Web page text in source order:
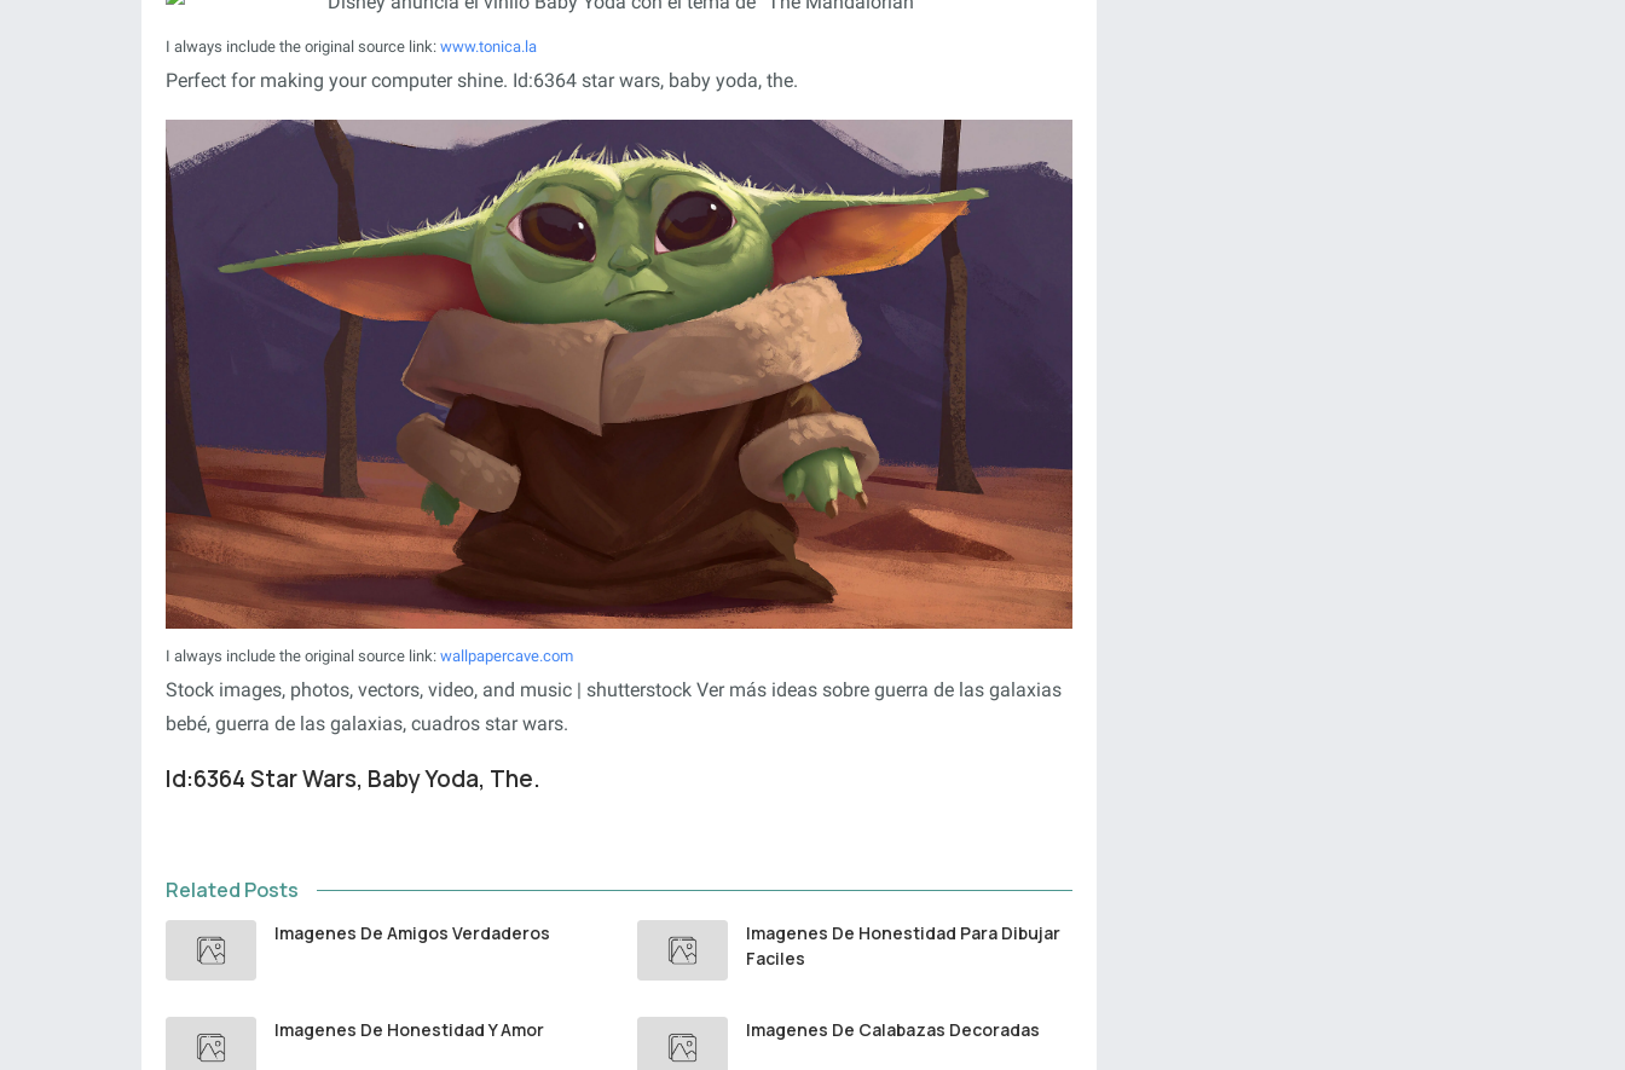
I always include the original source link: www.tonica.la
Perfect for making your computer shine. Id:6364 star wars, baby yoda, the.
I always include the original source link: wallpapercave.com
Stock images, photos, vectors, video, and music | shutterstock Ver más ideas sobre guerra de las galaxias
bebé, guerra de las galaxias, cuadros star wars.
Id:6364 Star Wars, Baby Yoda, The.
Related Posts
Imagenes De Amigos Verdaderos
Imagenes De Honestidad Para Dibujar
Faciles
Imagenes De Honestidad Y Amor Imagenes De Calabazas Decoradas